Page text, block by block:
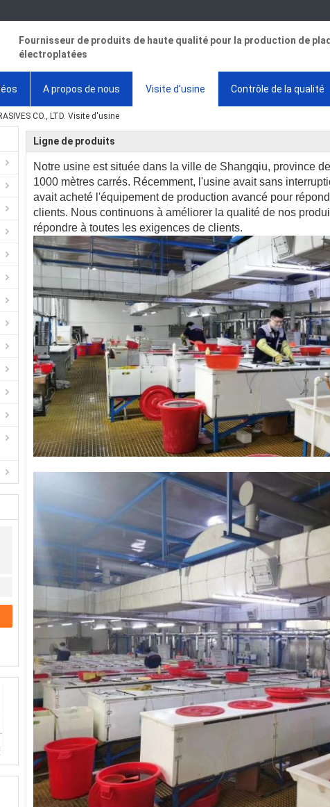
Fournisseur de produits de haute qualité pour la production de
électroplatées
A propos de nous Visite d'usine Contrôle de la qualité
CO., LTD. Visite d'usine
Ligne de produits
Notre usine est située dans la ville de Shangqiu, province
1000 mètres carrés. Récemment, l'usine avait sans
avait acheté l'équipement de production avancé pour
clients. Nous continuons à améliorer la qualité de nos
répondre à toutes les exigences de clients.